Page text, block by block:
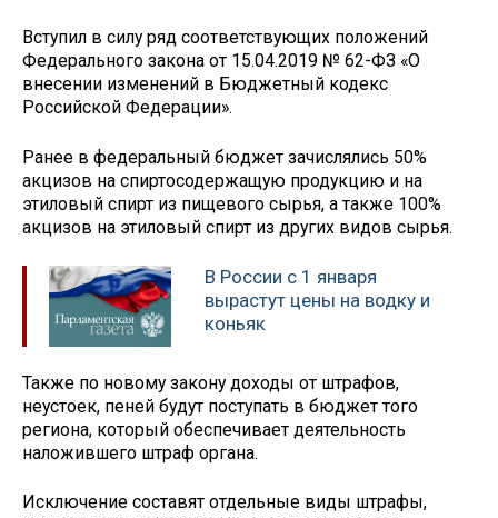
Вступил в силу ряд соответствующих положений
Федерального закона от 15.04.2019 № 62-ФЗ «О
внесении изменений в Бюджетный кодекс
Российской Федерации».
Ранее в федеральный бюджет зачислялись 50%
акцизов на спиртосодержащую продукцию и на
этиловый спирт из пищевого сырья, а также 100%
акцизов на этиловый спирт из других видов сырья.
В России с 1 января
вырастут цены на водку и
коньяк
Также по новому закону доходы от штрафов,
неустоек, пеней будут поступать в бюджет того
региона, который обеспечивает деятельность
наложившего штраф органа.
Исключение составят отдельные виды штрафы,